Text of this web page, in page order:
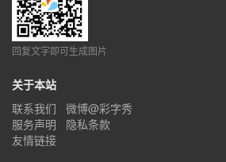
回复文字即可生成图片
关于本站
联系我们
微博@彩字秀
服务声明
隐私条款
友情链接